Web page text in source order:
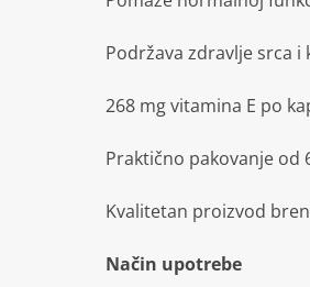
Podržava zdravlje srca i
268 mg vitamina E po
Praktično pakovanje
Kvalitetan proizvod
Način upotrebe